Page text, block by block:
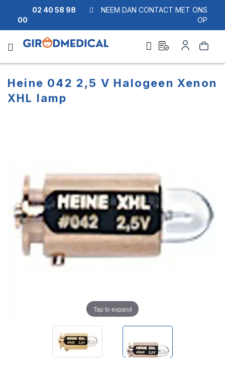
02 40 58 98
00
NEEM DAN CONTACT MET ONS
OP
Zoek
quote
Heine 042 2,5 V Halogeen Xenon
XHL lamp
afbeeldingen-
gallerij
afbeeldingen-
gallerij
Tap to expand